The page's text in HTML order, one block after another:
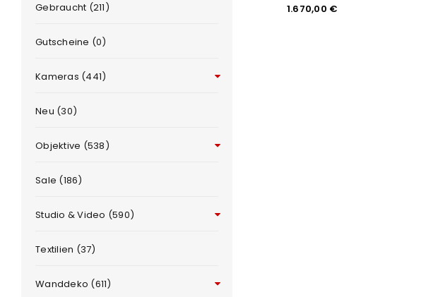
Gebraucht (211)
Gutscheine (0)
Kameras (441)
Neu (30)
Objektive (538)
Sale (186)
Studio & Video (590)
Textilien (37)
Wanddeko (611)
1.670,00 €